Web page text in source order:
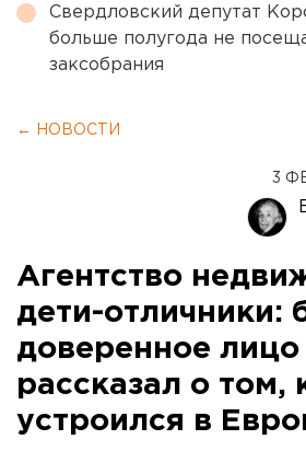
Свердловский депутат
больше полугода не
заксобрания
← НОВОСТИ
3
Агентство
дети-отличники:
доверенное лицо
рассказал о том,
устроился в